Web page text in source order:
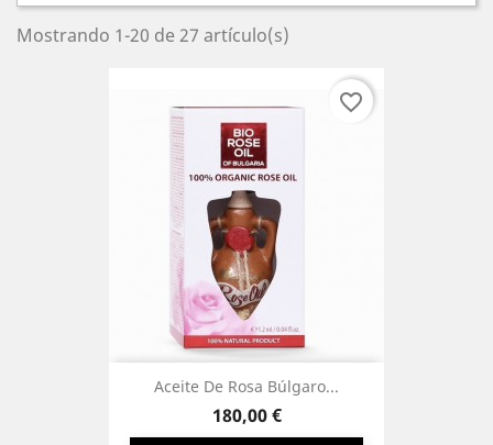
Mostrando 1-20 de 27 artículo(s)
Aceite De Rosa Búlgaro...
Precio
180,00 €
favorite_border